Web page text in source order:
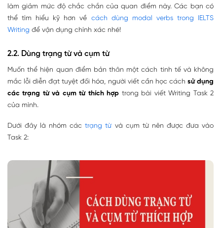
làm giảm mức độ chắc chắn của quan điểm này. Các bạn có
thể tìm hiểu kỹ hơn về cách dùng modal verbs trong IELTS
Writing để vận dụng chính xác nhé!
2.2. Dùng trạng từ và cụm từ
Muốn thể hiện quan điểm bản thân một cách tinh tế và không
mắc lỗi diễn đạt tuyệt đối hóa, người viết cần học cách sử dụng
các trạng từ và cụm từ thích hợp trong bài viết Writing Task 2
của mình.
Dưới đây là nhóm các trạng từ và cụm từ nên được đưa vào
Task 2: